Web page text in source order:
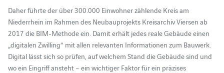
Daher führte der über 300.000 Einwohner zählende Kreis am
Niederrhein im Rahmen des Neubauprojekts Kreisarchiv Viersen ab
2017 die BIM-Methode ein. Damit erhält jedes reale Gebäude einen
„digitalen Zwilling“ mit allen relevanten Informationen zum Bauwerk.
Digital lässt sich so prüfen, auf welchem Stand die Gebäude sind und
wo ein Eingriff ansteht – ein wichtiger Faktor für ein präzises